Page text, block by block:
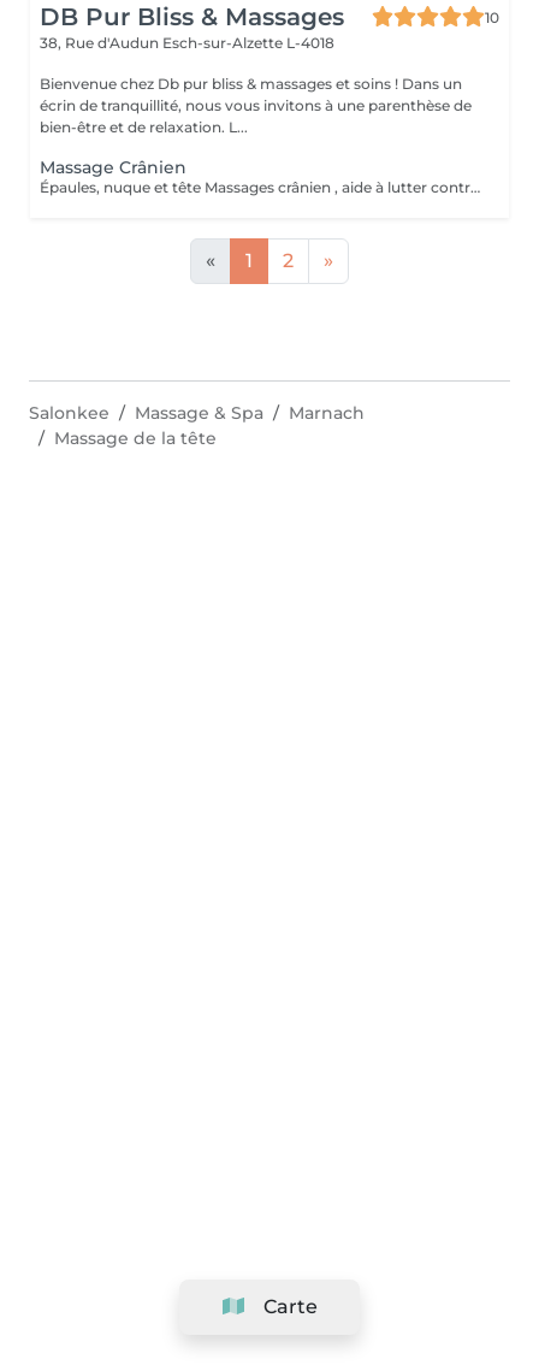
DB Pur Bliss & Massages
10
38, Rue d'Audun Esch-sur-Alzette L-4018
Bienvenue chez Db pur bliss & massages et soins ! Dans un
écrin de tranquillité, nous vous invitons à une parenthèse de
bien-être et de relaxation. L...
Massage Crânien
Épaules, nuque et tête Massages crânien , aide à lutter contre les migraines , tensions et douleurs cervicales, tensions musculaire des trapèzes liées aux stress et mauvaises postures . Soûlage et détend et apaiser .
« 1 2 »
Carte
Salonkee Massage & Spa
Marnach
Massage de la tête